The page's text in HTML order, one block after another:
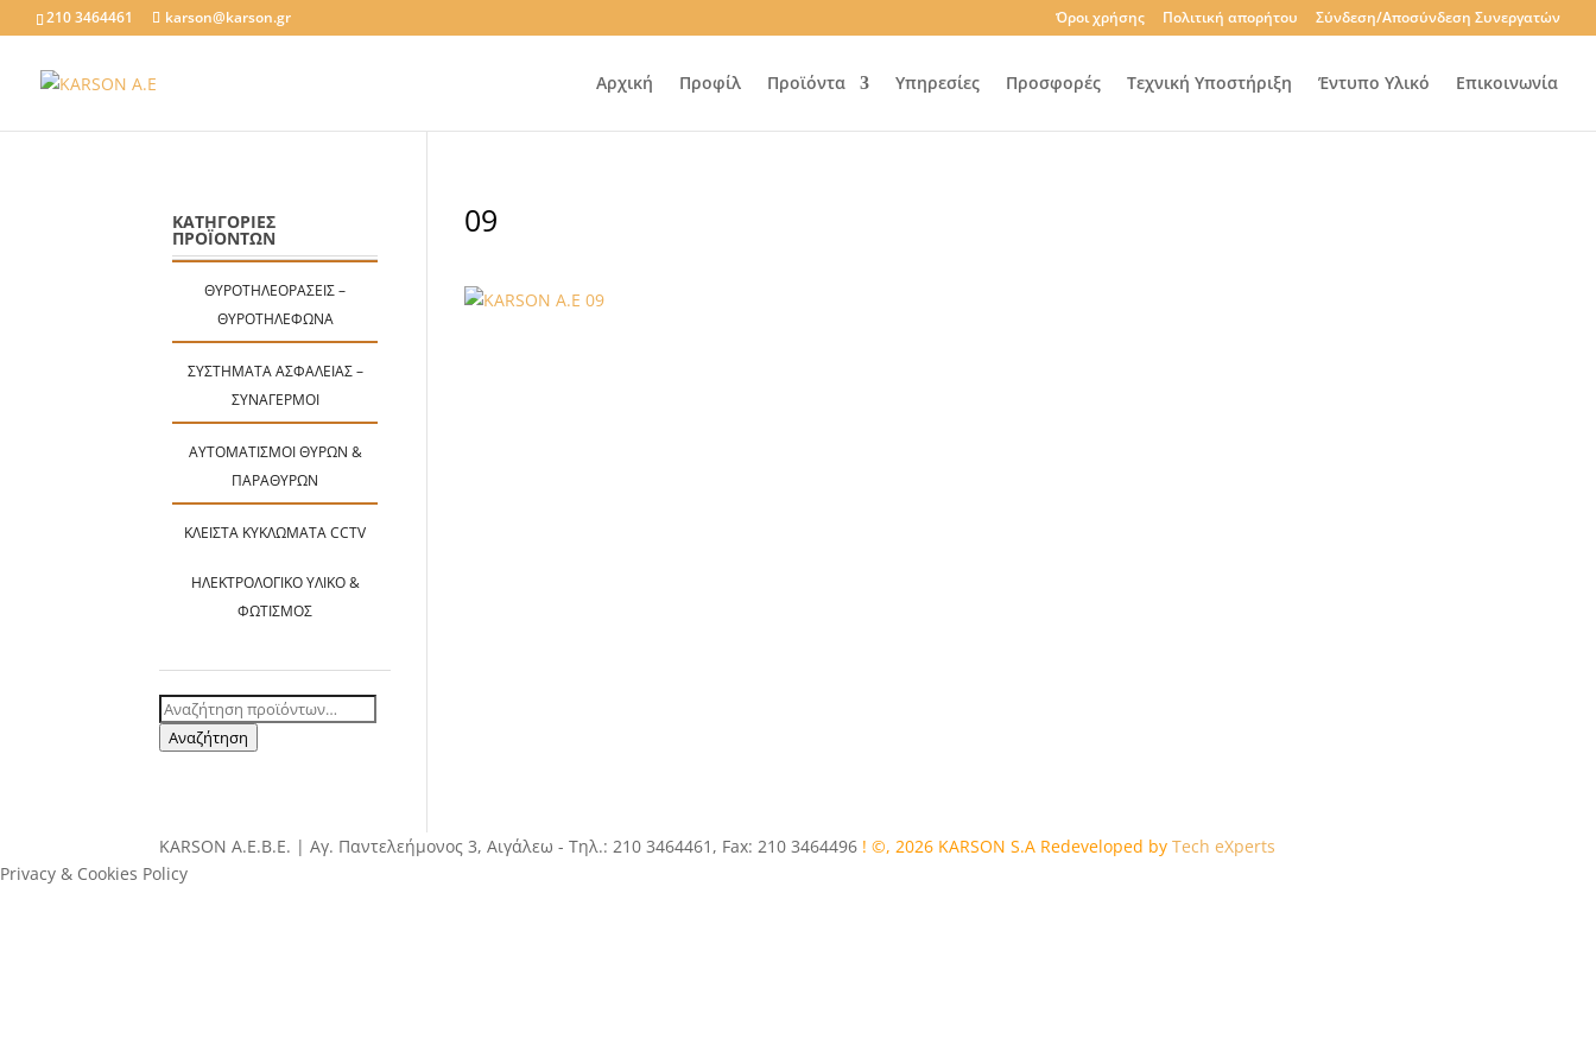
210 3464461 karson@karson.gr Όροι χρήσης Πολιτική απορήτου Σύνδεση/Αποσύνδεση Συνεργατών
Αρχική Προφίλ Προϊόντα Υπηρεσίες Προσφορές Τεχνική Υποστήριξη Έντυπο Υλικό Επικοινωνία
09
ΚΑΤΗΓΟΡΙΕΣ
ΠΡΟΪΟΝΤΩΝ
ΘΥΡΟΤΗΛΕΟΡΆΣΕΙΣ –
ΘΥΡΟΤΗΛΈΦΩΝΑ
ΣΥΣΤΉΜΑΤΑ ΑΣΦΑΛΕΊΑΣ –
ΣΥΝΑΓΕΡΜΟΊ
ΑΥΤΟΜΑΤΙΣΜΟΊ ΘΥΡΏΝ &
ΠΑΡΑΘΎΡΩΝ
ΚΛΕΙΣΤΆ ΚΥΚΛΏΜΑΤΑ CCTV
ΗΛΕΚΤΡΟΛΟΓΙΚΌ ΥΛΙΚΌ &
ΦΩΤΙΣΜΌΣ
Αναζήτηση
για:
Αναζήτηση
ΚΑRSOΝ Α.E.B.E. | Αγ. Παντελεήμονος 3, Αιγάλεω - Τηλ.: 210 3464461, Fax: 210 3464496 ! ©, 2026 KARSON S.A Redeveloped byTech eXperts
Privacy & Cookies Policy